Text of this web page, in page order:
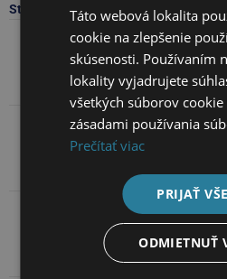
Základné údaje
Kontakt na predajcov
Stiahnúť PDF s kompletnou ponukou
Táto webová lokalita
cookie na zlepšenie
skúsenosti. Používaním
lokality vyjadrujete
všetkých súborov
zásadami používania
Prečítať viac
PRIJAŤ
ODMIETNUŤ